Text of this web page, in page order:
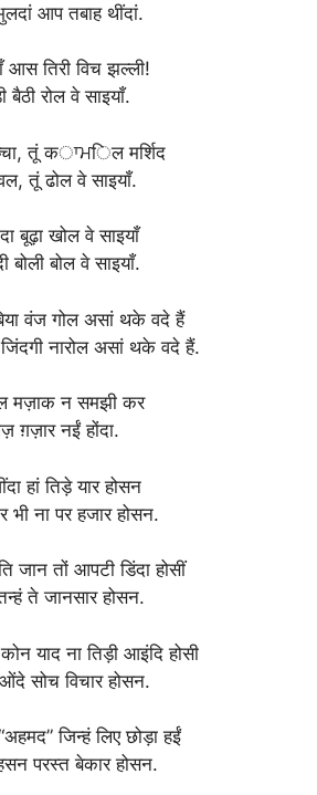
आप तबाह थींदां.
आस तिरी विच झल्ली!
बैठी रोल वे साइयाँ.
तूं कਾਮिल मर्शिद
तूं ढोल वे साइयाँ.
बूढ़ा खोल वे साइयाँ
बोली बोल वे साइयाँ.
वंज गोल असां थके वदे हैं
जिंदगी नारोल असां थके वदे हैं.
मज़ाक न समझी कर
ग़ज़ार नईं होंदा.
हां तिड़े यार होसन
भी ना पर हजार होसन.
जान तों आपटी डिंदा होसीं
ते जानसार होसन.
याद ना तिड़ी आइंदि होसी
सोच विचार होसन.
जिन्हं लिए छोड़ा हईं
परस्त बेकार होसन.